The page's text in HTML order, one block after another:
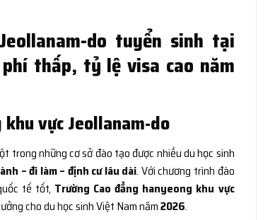
do tuyển sinh tại
phí thấp, tỷ lệ visa cao năm
vực Jeollanam-do
trong những cơ sở đào tạo được nhiều du học sinh
– đi làm – định cư lâu dài. Với chương trình đào
tế tốt, Trường Cao đẳng hanyeong khu vực
cho du học sinh Việt Nam năm2026.